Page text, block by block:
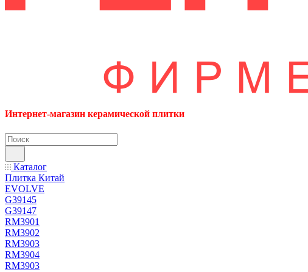
Интернет-магазин керамической плитки
Каталог
Плитка Китай
EVOLVE
G39145
G39147
RM3901
RM3902
RM3903
RM3904
RM3903